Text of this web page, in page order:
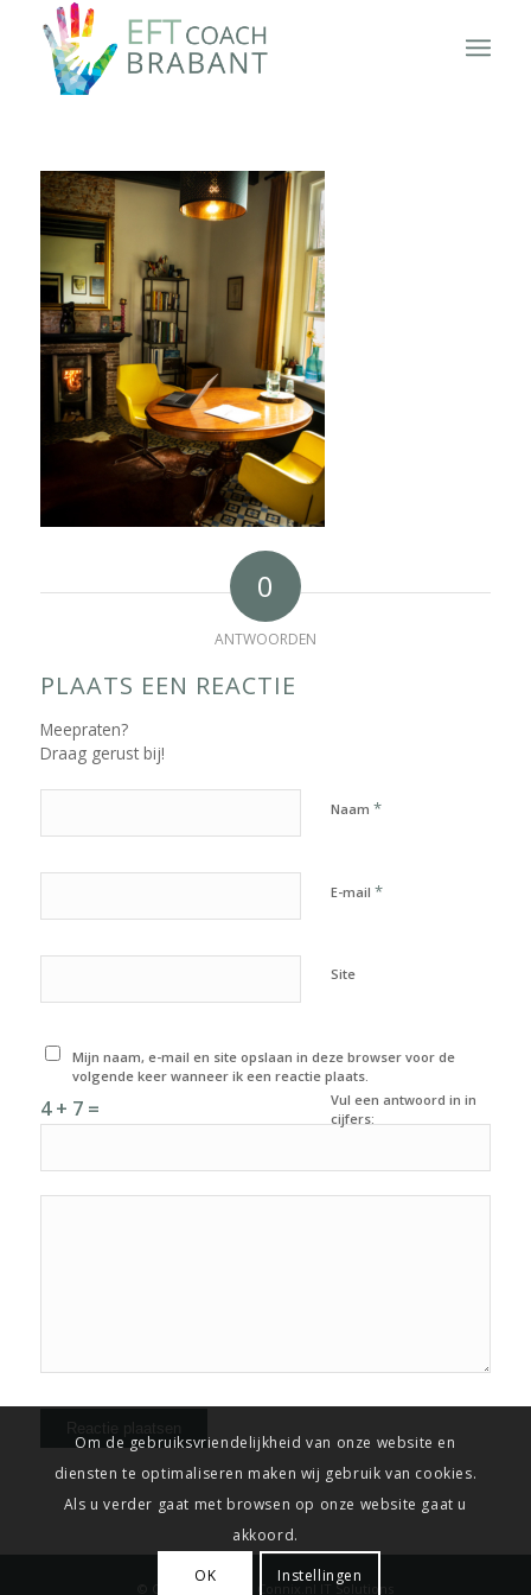
0
ANTWOORDEN
PLAATS EEN REACTIE
Meepraten?
Draag gerust bij!
Naam *
E-mail *
Site
Mijn naam, e-mail en site opslaan in deze browser voor de
volgende keer wanneer ik een reactie plaats.
Vul een antwoord in in
cijfers:
4 + 7 =
Connix.nl IT Solutions
Om de gebruiksvriendelijkheid van onze website en
diensten te optimaliseren maken wij gebruik van cookies.
Als u verder gaat met browsen op onze website gaat u
akkoord.
OK Instellingen